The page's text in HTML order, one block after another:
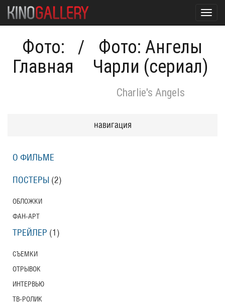
Фото:
Главная
/
Фото: Ангелы
Чарли (сериал)
Charlie's Angels
навигация
О ФИЛЬМЕ
ПОСТЕРЫ (2)
ОБЛОЖКИ
ФАН-АРТ
ТРЕЙЛЕР (1)
СЪЕМКИ
ОТРЫВОК
ИНТЕРВЬЮ
ТВ-РОЛИК